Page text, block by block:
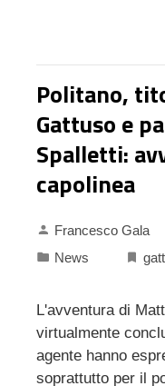
Politano,
Gattuso e
Spalletti:
capolinea
Francesco Gala
News
L'avventura di
virtualmente
agente hanno
soprattutto per il